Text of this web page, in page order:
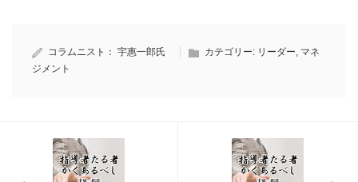
コラムニスト： 宇惠一郎氏 カテゴリー: リーダー マネ
ジメント